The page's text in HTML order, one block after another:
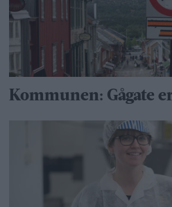
Kommunen: Gågate